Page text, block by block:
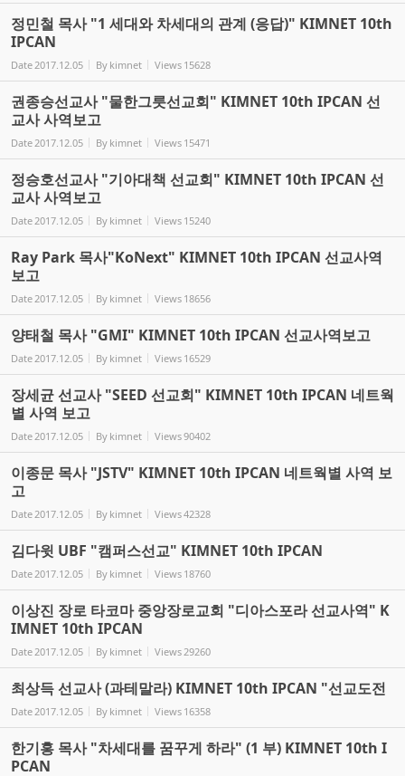
정민철 목사 "1 세대와 차세대의 관계 (응답)" KIMNET 10th
IPCAN
Date2017.12.05 By kimnet Views 15628
권종승선교사 "물한그릇선교회" KIMNET 10th IPCAN 선
교사 사역보고
Date2017.12.05 By kimnet Views 15471
정승호선교사 "기아대책 선교회" KIMNET 10th IPCAN 선
교사 사역보고
Date2017.12.05 By kimnet Views 15240
Ray Park 목사"KoNext" KIMNET 10th IPCAN 선교사역
보고
Date2017.12.05 By kimnet Views 18656
양태철 목사 "GMI" KIMNET 10th IPCAN 선교사역보고
Date2017.12.05 By kimnet Views 16529
장세균 선교사 "SEED 선교회" KIMNET 10th IPCAN 네트웍
별 사역 보고
Date2017.12.05 By kimnet Views90402
이종문 목사 "JSTV" KIMNET 10th IPCAN 네트웍별 사역 보
고
Date2017.12.05 By kimnet Views42328
김다윗 UBF "캠퍼스선교" KIMNET 10th IPCAN
Date2017.12.05 By kimnet Views 18760
이상진 장로 타코마 중앙장로교회 "디아스포라 선교사역" K
IMNET 10th IPCAN
Date2017.12.05 By kimnet Views29260
최상득 선교사 (과테말라) KIMNET 10th IPCAN "선교도전
Date2017.12.05 By kimnet Views 16358
한기홍 목사 "차세대를 꿈꾸게 하라" (1 부) KIMNET 10th I
PCAN